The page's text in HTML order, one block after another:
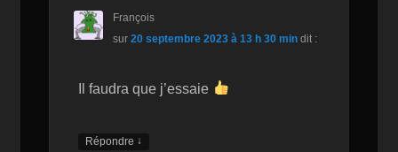
François
sur 20 septembre 2023 à 13 h 30 min dit :
Il faudra que j’essaie
Répondre ↓